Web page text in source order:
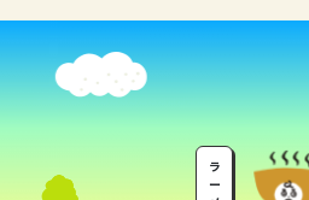
ラ
ー